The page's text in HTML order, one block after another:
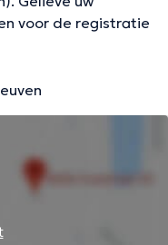
voor de registratie